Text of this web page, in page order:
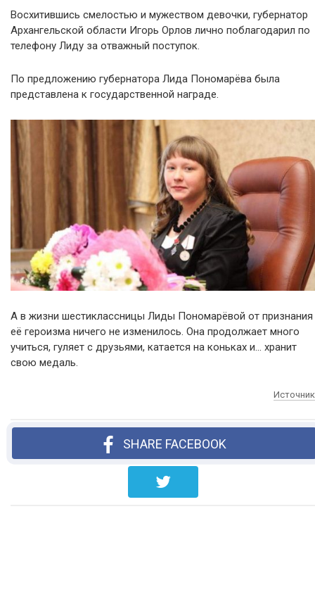
Восхитившись смелостью и мужеством девочки, губернатор
Архангельской области Игорь Орлов лично поблагодарил по
телефону Лиду за отважный поступок.
По предложению губернатора Лида Пономарёва была
представлена к государственной награде.
А в жизни шестиклассницы Лиды Пономарёвой от признания
её героизма ничего не изменилось. Она продолжает много
учиться, гуляет с друзьями, катается на коньках и… хранит
свою медаль.
Источник
SHARE FACEBOOK